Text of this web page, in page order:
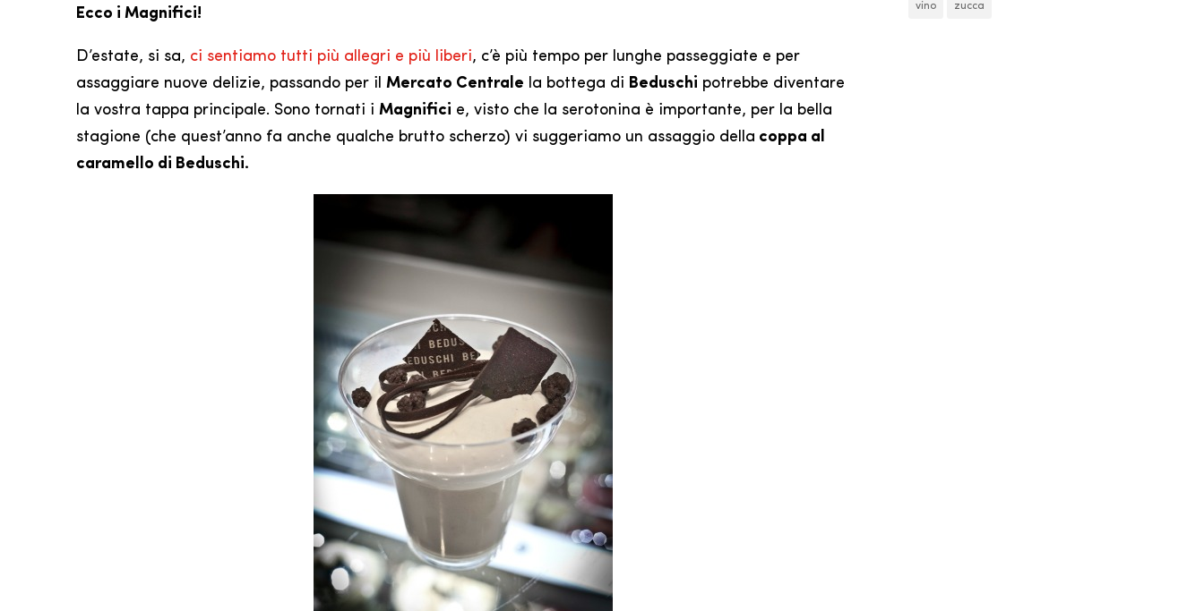
Ecco i Magnifici!
D’estate, si sa, ci sentiamo tutti più allegri e più liberi, c’è più tempo per lunghe passeggiate e per
assaggiare nuove delizie, passando per il Mercato Centrale la bottega di Beduschi potrebbe diventare
la vostra tappa principale. Sono tornati i Magnifici e, visto che la serotonina è importante, per la bella
stagione (che quest’anno fa anche qualche brutto scherzo) vi suggeriamo un assaggio della coppa al
caramello di Beduschi.
vino zucca